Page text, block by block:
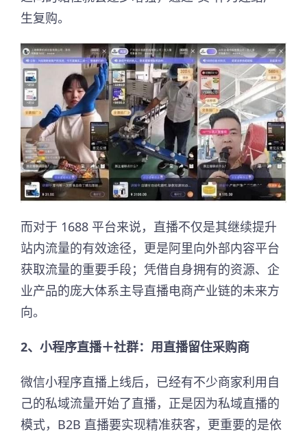
生复购。
而对于 1688 平台来说，直播不仅是其继续提升
站内流量的有效途径，更是阿里向外部内容平台
获取流量的重要手段；凭借自身拥有的资源、企
业产品的庞大体系主导直播电商产业链的未来方
向。
2、小程序直播＋社群：用直播留住采购商
微信小程序直播上线后，已经有不少商家利用自
己的私域流量开始了直播，正是因为私域直播的
模式，B2B 直播要实现精准获客，更重要的是依